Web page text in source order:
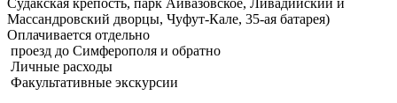
Массандровский дворцы, Чуфут-Кале, 35-ая батарея)
Оплачивается отдельно
проезд до Симферополя и обратно
Личные расходы
Факультативные экскурсии